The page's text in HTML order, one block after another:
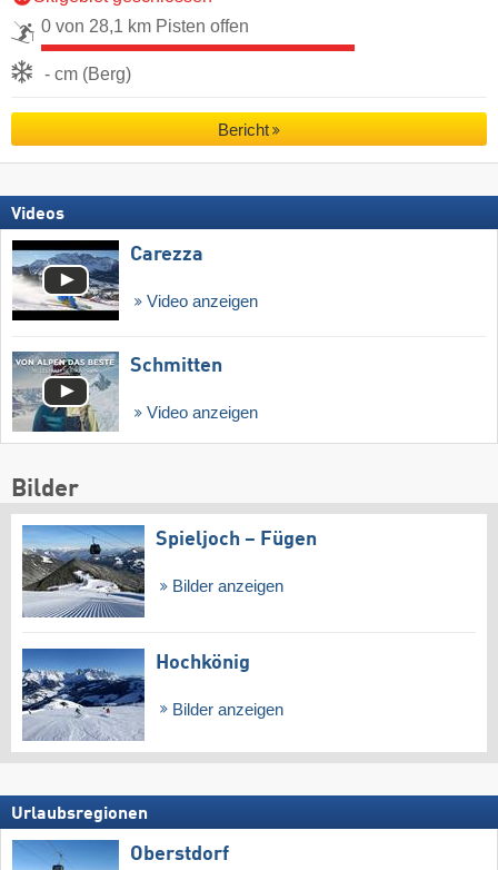
0 von 28,1 km Pisten offen
- cm (Berg)
Bericht
Videos
Carezza
Video anzeigen
Schmitten
Video anzeigen
Bilder
Spieljoch – Fügen
Bilder anzeigen
Hochkönig
Bilder anzeigen
Urlaubsregionen
Oberstdorf